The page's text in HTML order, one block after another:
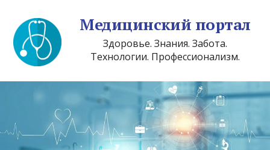
Медицинский портал
Здоровье. Знания. Забота.
Технологии. Профессионализм.